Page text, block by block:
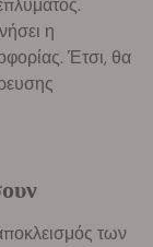
η
Έτσι, θα
των